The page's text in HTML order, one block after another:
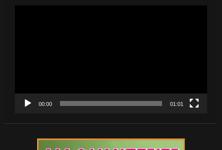
00:00 01:01